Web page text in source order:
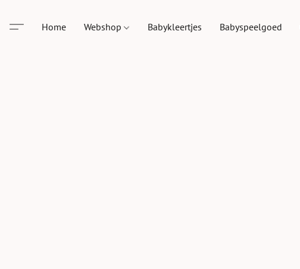
Home Webshop Babykleertjes Babyspeelgoed